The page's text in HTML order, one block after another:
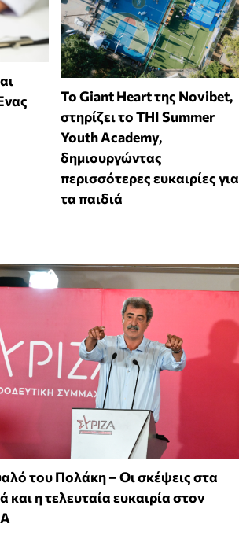
To Giant Heart της Novibet,
στηρίζει το THI Summer
Youth Academy,
δημιουργώντας
περισσότερες ευκαιρίες για
τα παιδιά
του Πολάκη – Οι σκέψεις στα
και η τελευταία ευκαιρία στον